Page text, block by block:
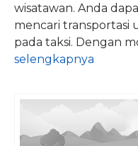
wisatawan. Anda
mencari
pada taksi. Dengan
selengkapnya